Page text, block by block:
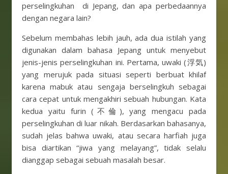
perselingkuhan di Jepang, dan apa perbedaannya
dengan negara lain?
Sebelum membahas lebih jauh, ada dua istilah yang
digunakan dalam bahasa Jepang untuk menyebut
jenis-jenis perselingkuhan ini. Pertama, uwaki (浮気)
yang merujuk pada situasi seperti berbuat khilaf
karena mabuk atau sengaja berselingkuh sebagai
cara cepat untuk mengakhiri sebuah hubungan. Kata
kedua yaitu furin (不倫), yang mengacu pada
perselingkuhan di luar nikah. Berdasarkan bahasanya,
sudah jelas bahwa uwaki, atau secara harfiah juga
bisa diartikan “jiwa yang melayang”, tidak selalu
dianggap sebagai sebuah masalah besar.